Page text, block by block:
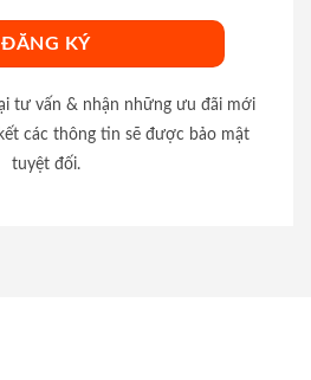
tư vấn & nhận những ưu đãi mới
các thông tin sẽ được bảo mật
tuyệt đối.